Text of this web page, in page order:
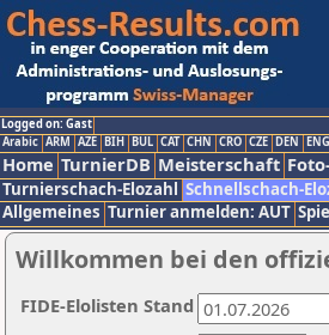
Logged on: Gast
Arabic ARM AZE BIH BUL CAT CHN CRO CZE DEN ENG
Home TurnierDB Meisterschaft
Turnierschach-Elozahl Schnellschach-
Allgemeines Turnier anmelden: AUT
Willkommen bei den
FIDE-Elolisten Stand